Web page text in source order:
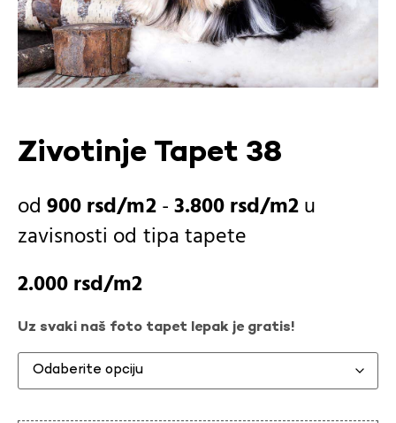
Zivotinje Tapet 38
900rsd -3.800rsd
u
zavisnosti od tipa tapete
2.000rsd
Uz svaki naš foto tapet lepak je gratis!